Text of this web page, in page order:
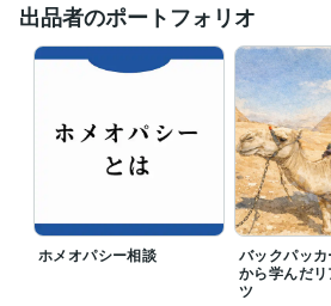
イベント企画会社 2024年3月 ~ 現在
リラクゼーションサロン 2022年3月 ~ 現在
HPやSNSの制作・運用会社 2022年3月 ~
SDGs クリエイティブアイデアコンテスト
ビジネス・クリエイティブツール
Google スプレッドシート:6年
Google ドキュメント:6年PowerPoint:4年
ペライチ:0年Moneyfoward:2年 Canva:6年
出品者のポートフォリオ
ホメオパシー相談
バックパッ
から学んだ
ツ